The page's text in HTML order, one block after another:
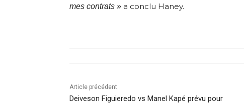
mes contrats » a conclu Haney.
Article précédent
Deiveson Figuieredo vs Manel Kapé prévu pour